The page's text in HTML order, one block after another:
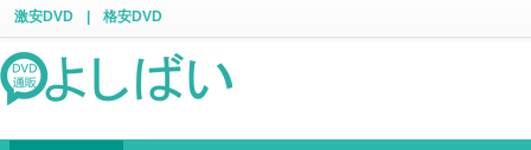
激安DVD 格安DVD